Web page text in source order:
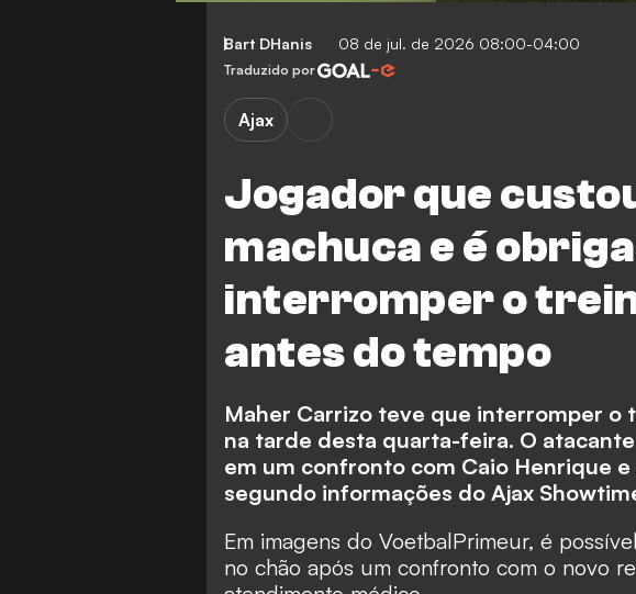
Bart DHanis 08 de jul. de 2026 08:00-04:00
Traduzido por
Jogador que
machuca e é
interromper o
antes do tempo
Ajax
Maher Carrizo teve que interromper o
na tarde desta quarta-feira. O
em um confronto com Caio Henrique
segundo informações do Ajax
Em imagens do VoetbalPrimeur, é
no chão após um confronto com o novo